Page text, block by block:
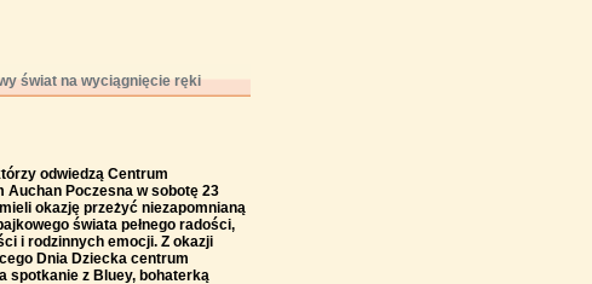
świat na wyciągnięcie ręki
odwiedzą Centrum
Auchan Poczesna w sobotę 23
okazję przeżyć niezapomnianą
świata pełnego radości,
i rodzinnych emocji. Z okazji
Dnia Dziecka centrum
spotkanie z Bluey, bohaterką